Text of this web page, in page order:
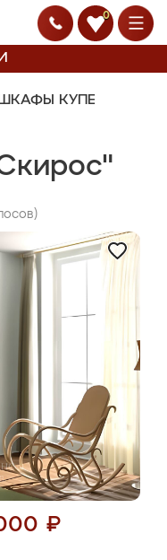
0
ШКАФЫ КУПЕ
₽